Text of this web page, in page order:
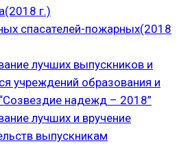
г.)
спасателей-пожарных(2018
лучших выпускников и
учреждений образования и
надежд – 2018”
лучших и вручение
выпускникам